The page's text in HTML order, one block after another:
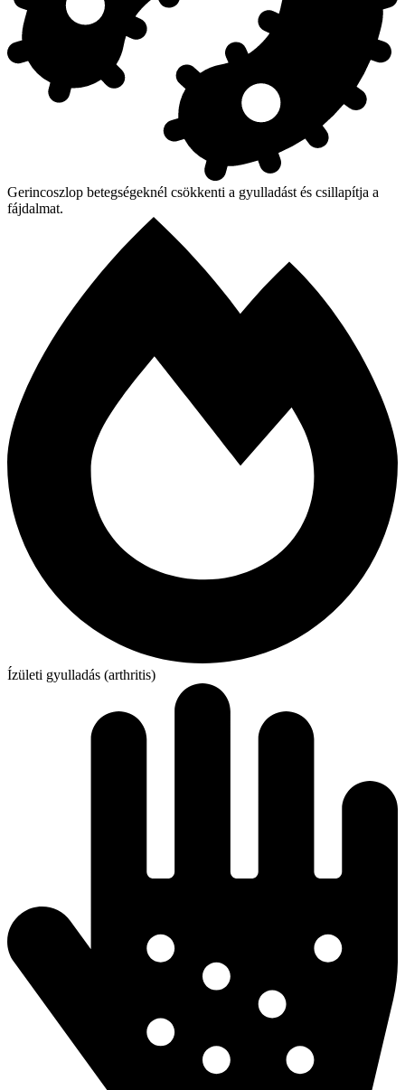
Gerincoszlop betegségeknél csökkenti a gyulladást és csillapítja a
fájdalmat.
Ízületi gyulladás (arthritis)